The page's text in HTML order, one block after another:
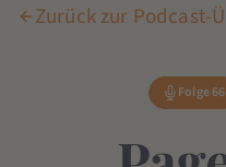
Zurück zur Podcast-
Folge 66